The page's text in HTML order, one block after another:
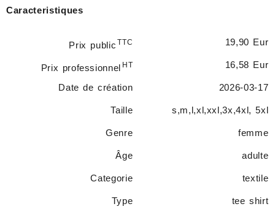
Caracteristiques
Prix public TTC 19,90 Eur
Prix professionnel HT 16,58 Eur
Date de création 2026-03-17
Taille s,m,l,xl,xxl,3x,4xl, 5xl
Genre femme
Âge adulte
Categorie textile
Type tee shirt